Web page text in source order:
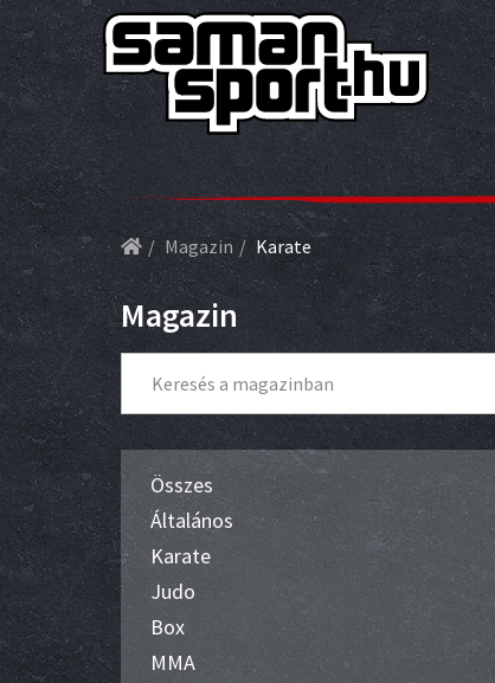
Magazin Karate
Magazin
Összes
Általános
Karate
Judo
Box
MMA